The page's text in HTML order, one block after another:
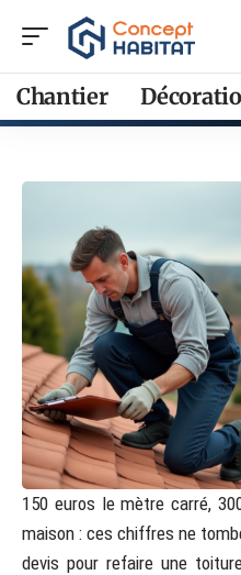
Chantier
150 euros le mètre carré,
maison : ces chiffres ne
devis pour refaire une